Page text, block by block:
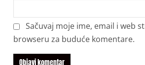
Sačuvaj moje ime, email i web
browseru za buduće komentare.